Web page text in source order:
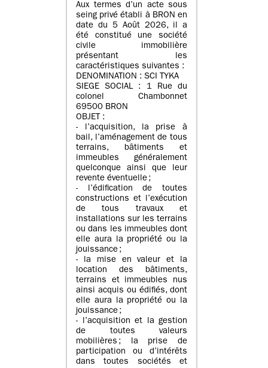
Aux termes d’un acte sous
seing privé établi à BRON en
date du 5 Août 2026, il a
été constitué une société
civile immobilière
présentant les
caractéristiques suivantes :
DENOMINATION : SCI TYKA
SIEGE SOCIAL : 1 Rue du
colonel Chambonnet
69500 BRON
OBJET :
- l’acquisition, la prise à
bail, l’aménagement de tous
terrains, bâtiments et
immeubles généralement
quelconque ainsi que leur
revente éventuelle ;
- l’édification de toutes
constructions et l’exécution
de tous travaux et
installations sur les terrains
ou dans les immeubles dont
elle aura la propriété ou la
jouissance ;
- la mise en valeur et la
location des bâtiments,
terrains et immeubles nus
ainsi acquis ou édifiés, dont
elle aura la propriété ou la
jouissance ;
- l’acquisition et la gestion
de toutes valeurs
mobilières ; la prise de
participation ou d’intérêts
dans toutes sociétés et